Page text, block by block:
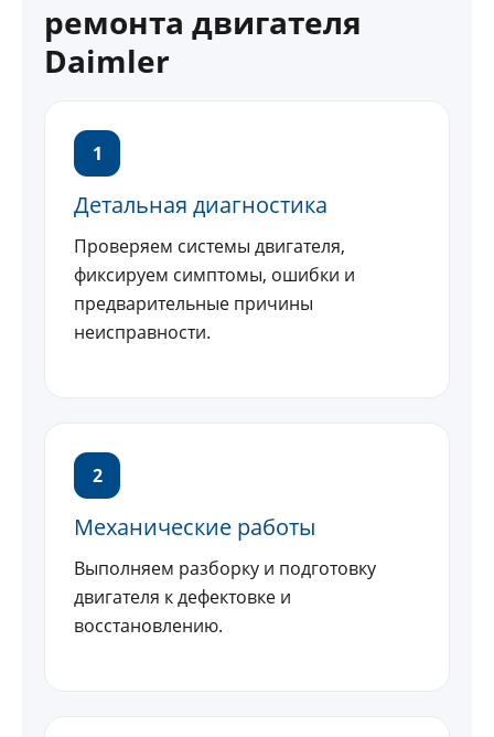
ремонта двигателя
Daimler
1
Детальная диагностика
Проверяем системы двигателя,
фиксируем симптомы, ошибки и
предварительные причины
неисправности.
2
Механические работы
Выполняем разборку и подготовку
двигателя к дефектовке и
восстановлению.